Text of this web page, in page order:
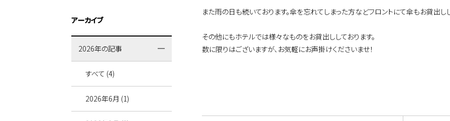
また雨の日も続いております。傘を忘れてしまった方などフロントにて傘もお貸出し
その他にもホテルでは様々なものをお貸出ししております。
数に限りはございますが、お気軽にお声掛けくださいませ！
アーカイブ
2026年の記事
すべて (4)
2026年6月 (1)